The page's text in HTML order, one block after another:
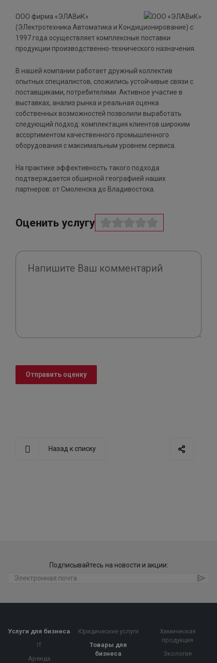
ООО фирма «ЭЛАВиК»
(ЭЛектротехника Автоматика и Кондиционирование) с
1997 года осуществляет комплексные поставки
продукции производственно-технического назначения.
В нашей компании работает дружный коллектив
опытных специалистов, сложились устойчивые связи с
поставщиками, потребителями. Активное участие в
выставках, анализ рынка и реальная оценка
собственных возможностей позволили выработать
следующий подход: комплектация клиентов широким
ассортиментом качественного промышленного
оборудования с максимальным уровнем сервиса.
На практике эффективность такого подхода
подтверждается обширной географией наших
партнеров: от Смоленска до Владивостока.
Оценить услугу
Отправить оценку
Назад к списку
Подписывайтесь на новости и акции:
Услуги для бизнеса
IT
Аренда
Юридические услуги
Товары для
бизнеса
Химическая
продукция
Экология